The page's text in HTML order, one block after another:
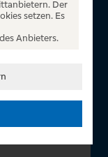
Bundesliga sowie
Der
setzen. Es
Anbieters.